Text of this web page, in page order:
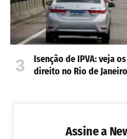
Isenção de IPVA: veja
direito no Rio de Janeiro
Assine a